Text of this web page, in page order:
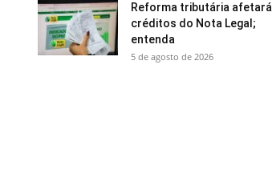
Reforma tributária afetará
créditos do Nota Legal;
entenda
5 de agosto de 2026